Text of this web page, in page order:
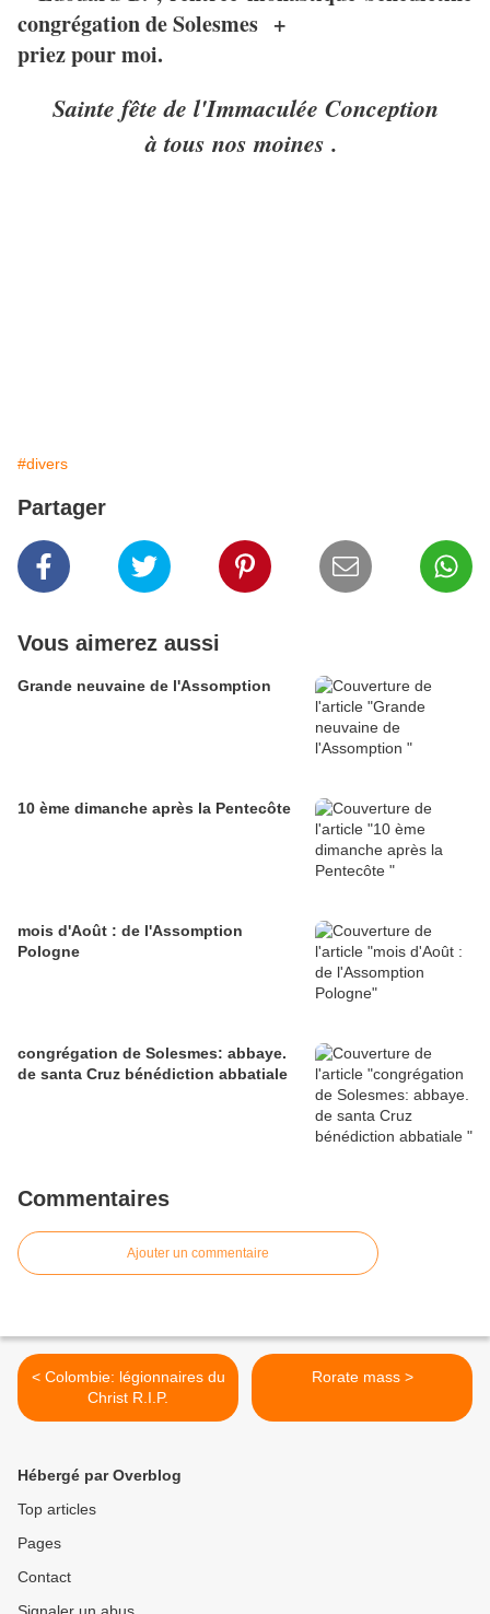
congrégation de Solesmes +
priez pour moi.
Sainte fête de l'Immaculée Conception
à tous nos moines .
#divers
Partager
Vous aimerez aussi
Grande neuvaine de l'Assomption
10 ème dimanche après la Pentecôte
mois d'Août : de l'Assomption
Pologne
congrégation de Solesmes: abbaye.
de santa Cruz bénédiction abbatiale
Commentaires
Ajouter un commentaire
< Colombie: légionnaires du
Christ R.I.P.
Rorate mass >
Hébergé par Overblog
Top articles
Pages
Contact